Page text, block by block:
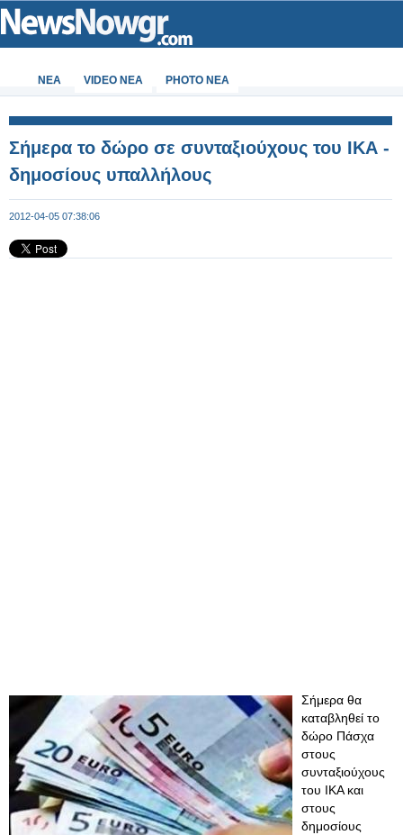
ΝΕΑ VIDEO NEA PHOTO NEA
Σήμερα το δώρο σε συνταξιούχους του ΙΚΑ -
δημοσίους υπαλλήλους
2012-04-05 07:38:06
Σήμερα θα
καταβληθεί το
δώρο Πάσχα
στους
συνταξιούχους
του ΙΚΑ και
στους
δημοσίους